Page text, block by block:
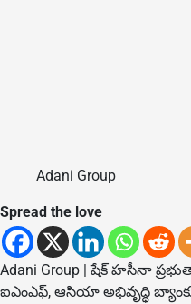
Adani Group
Spread the love
Adani Group | షేక్ హసీనా
ఐఎంఎఫ్, ఆసియా అభివృద్ధి